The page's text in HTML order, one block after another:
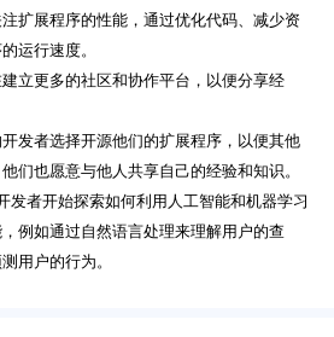
扩展程序的性能，通过优化代码、减少资
运行速度。
立更多的社区和协作平台，以便分享经
发者选择开源他们的扩展程序，以便其他
们也愿意与他人共享自己的经验和知识。
发者开始探索如何利用人工智能和机器学习
例如通过自然语言处理来理解用户的查
用户的行为。